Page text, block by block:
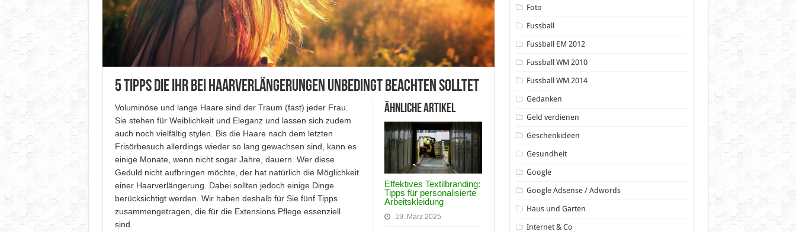
5 Tipps die ihr bei Haarverlängerungen unbedingt beachten solltet
Ähnliche Artikel
Effektives Textilbranding:
Tipps für personalisierte
Arbeitskleidung
19. März 2025
Voluminöse und lange Haare sind der Traum (fast) jeder Frau.
Sie stehen für Weiblichkeit und Eleganz und lassen sich zudem
auch noch vielfältig stylen. Bis die Haare nach dem letzten
Frisörbesuch allerdings wieder so lang gewachsen sind, kann es
einige Monate, wenn nicht sogar Jahre, dauern. Wer diese
Geduld nicht aufbringen möchte, der hat natürlich die Möglichkeit
einer Haarverlängerung. Dabei sollten jedoch einige Dinge
berücksichtigt werden. Wir haben deshalb für Sie fünf Tipps
zusammengetragen, die für die Extensions Pflege essenziell
sind.
Foto
Fussball
Fussball EM 2012
Fussball WM 2010
Fussball WM 2014
Gedanken
Geld verdienen
Geschenkideen
Gesundheit
Google
Google Adsense / Adwords
Haus und Garten
Internet & Co